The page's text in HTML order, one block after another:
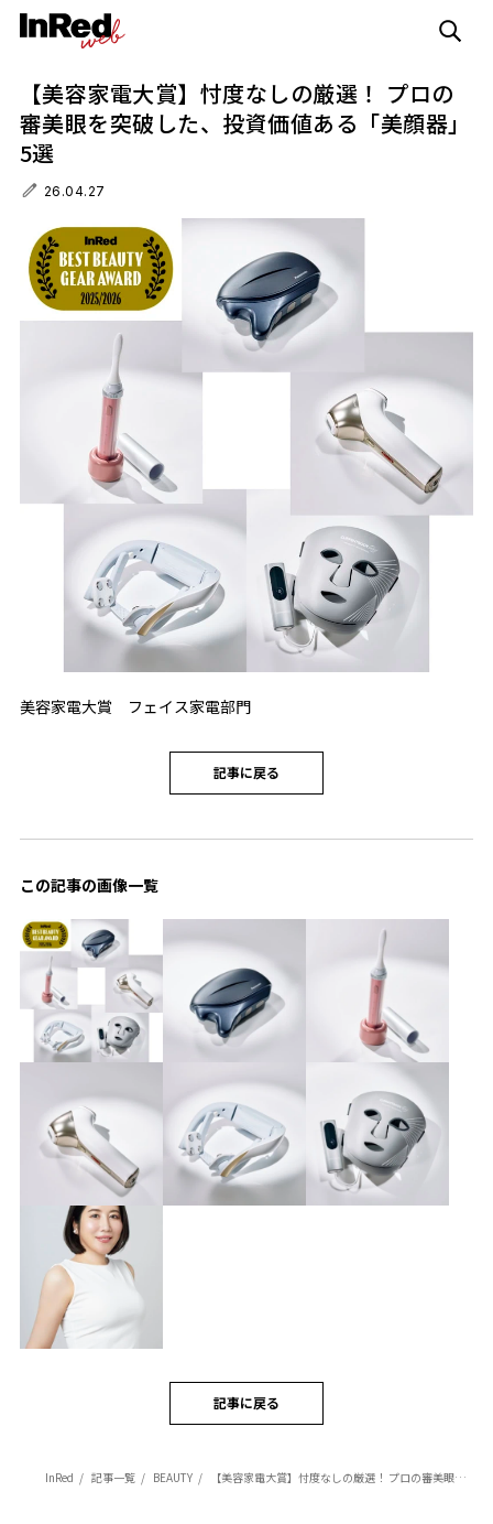
【美容家電大賞】忖度なしの厳選！ プロの
審美眼を突破した、投資価値ある「美顔器」
5選
26.04.27
美容家電大賞 フェイス家電部門
記事に戻る
この記事の画像一覧
記事に戻る
InRed 記事一覧 BEAUTY 【美容家電大賞】忖度なしの厳選！ プロの審美眼を突破した、投資価値ある「美顔器」5選